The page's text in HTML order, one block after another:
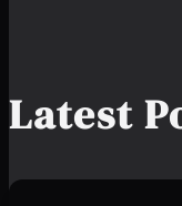
Latest